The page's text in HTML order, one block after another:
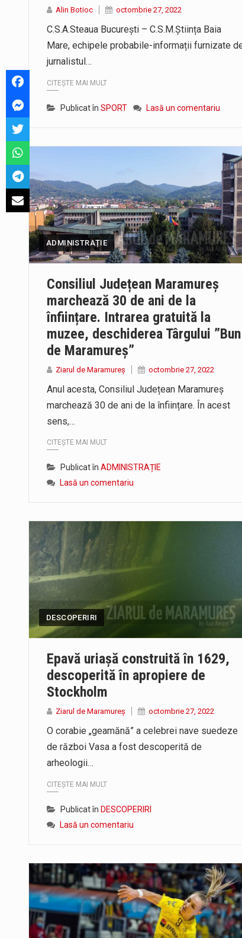
Alin Botioc octombrie 27, 2022
C.S.A.Steaua București – C.S.M.Știința Baia
Mare, echipele probabile-informații furnizate
jurnalistul…
CITEȘTE MAI MULT
Publicat în SPORT Lasă un comentariu
ADMINISTRAȚIE
Consiliul Județean Maramureș
marchează 30 de ani de la
înființare. Intrarea gratuită la
muzee, deschiderea Târgului ”Bun
de Maramureș”
Ziarul de Maramureș octombrie 27, 2022
Anul acesta, Consiliul Județean Maramureș
marchează 30 de ani de la înființare. În acest
sens,…
CITEȘTE MAI MULT
Publicat în ADMINISTRAȚIE
Lasă un comentariu
DESCOPERIRI
Epavă uriaşă construită în 1629,
descoperită în apropiere de
Stockholm
Ziarul de Maramureș octombrie 27, 2022
O corabie „geamănă” a celebrei nave suedeze
de război Vasa a fost descoperită de
arheologii…
CITEȘTE MAI MULT
Publicat în DESCOPERIRI
Lasă un comentariu